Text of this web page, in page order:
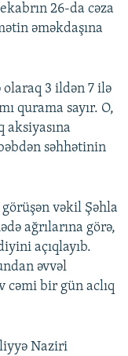
26-da cəza
əməkdaşına
3 ildən 7 ilə
qurama sayır. O,
səhhətinin
vəkil Şəhla
ağrılarına görə,
açıqlayıb.
əvvəl
bir gün aclıq
Naziri